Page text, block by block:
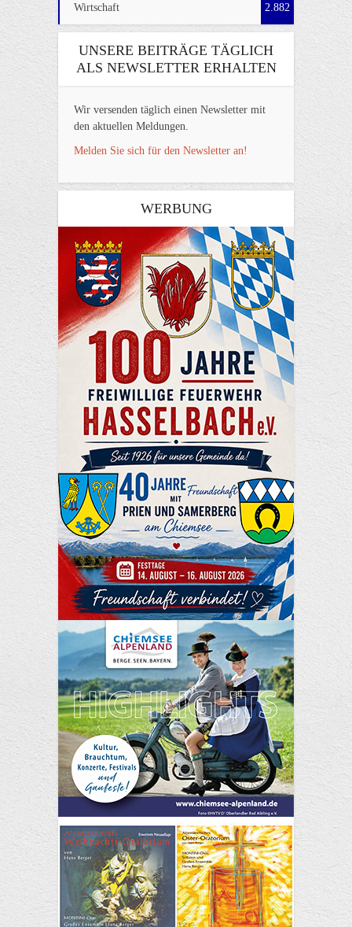
Wirtschaft 2.882
UNSERE BEITRÄGE TÄGLICH
ALS NEWSLETTER ERHALTEN
Wir versenden täglich einen Newsletter mit
den aktuellen Meldungen.
Melden Sie sich für den Newsletter an!
WERBUNG